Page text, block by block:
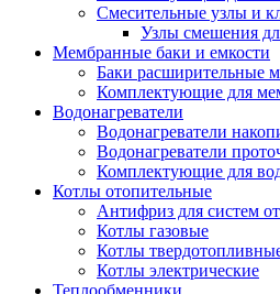
Смесительные узлы и
Узлы смешения
Мембранные баки и емкости
Баки расширительные
Комплектующие для
Водонагреватели
Водонагреватели
Водонагреватели
Комплектующие для
Котлы отопительные
Антифриз для систем
Котлы газовые
Котлы
Котлы электрические
Теплообменники